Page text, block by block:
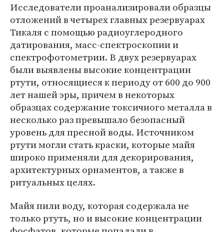
Исследователи проанализировали образцы
отложений в четырех главных резервуарах
Тикаля с помощью радиоуглеродного
датирования, масс-спектроскопии и
спектрофотометрии. В двух резервуарах
были выявлены высокие концентрации
ртути, относящиеся к периоду от 600 до 900
лет нашей эры, причем в некоторых
образцах содержание токсичного металла в
несколько раз превышало безопасный
уровень для пресной воды. Источником
ртути могли стать краски, которые майя
широко применяли для декорирования,
архитектурных орнаментов, а также в
ритуальных целях.
Майя пили воду, которая содержала не
только ртуть, но и высокие концентрации